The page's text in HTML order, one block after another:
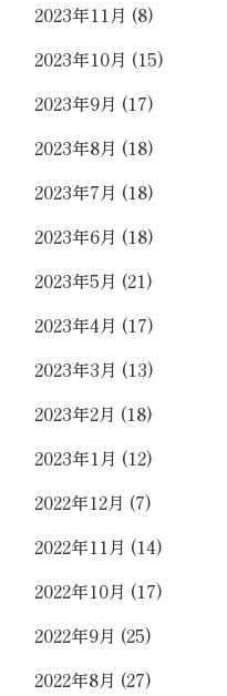
2023年11月 (8)
2023年10月 (15)
2023年9月 (17)
2023年8月 (18)
2023年7月 (18)
2023年6月 (18)
2023年5月 (21)
2023年4月 (17)
2023年3月 (13)
2023年2月 (18)
2023年1月 (12)
2022年12月 (7)
2022年11月 (14)
2022年10月 (17)
2022年9月 (25)
2022年8月 (27)